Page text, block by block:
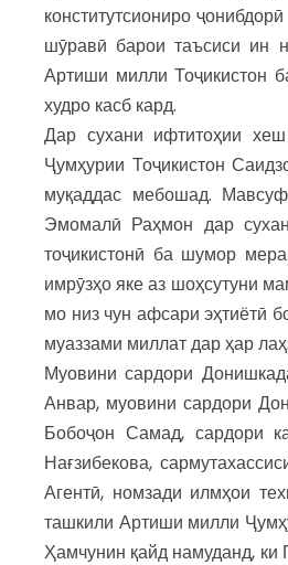
конститутсиониро
шӯравӣ барои таъсиси ин
Артиши милли Тоҷикистон
худро касб кард.
Дар сухани ифтитоҳии
Ҷумҳурии Тоҷикистон
муқаддас мебошад.
Эмомалӣ Раҳмон дар
тоҷикистонӣ ба шумор
имрӯзҳо яке аз шоҳсутуни
мо низ чун афсари эҳтиётӣ
муаззами миллат дар ҳар
Муовини сардори
Анвар, муовини сардори
Бобоҷон Самад, сардори
Нағзибекова,
Агентӣ, номзади илмҳои
ташкили Артиши милли
Ҳамчунин қайд намуданд,